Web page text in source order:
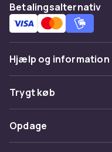
Betalingsalternativ
Hjælp og information
Ofte stillede spørgsmål
Spor pakke
Fortryd & returner her
Trygt køb
Betaling
Levering
Opdage